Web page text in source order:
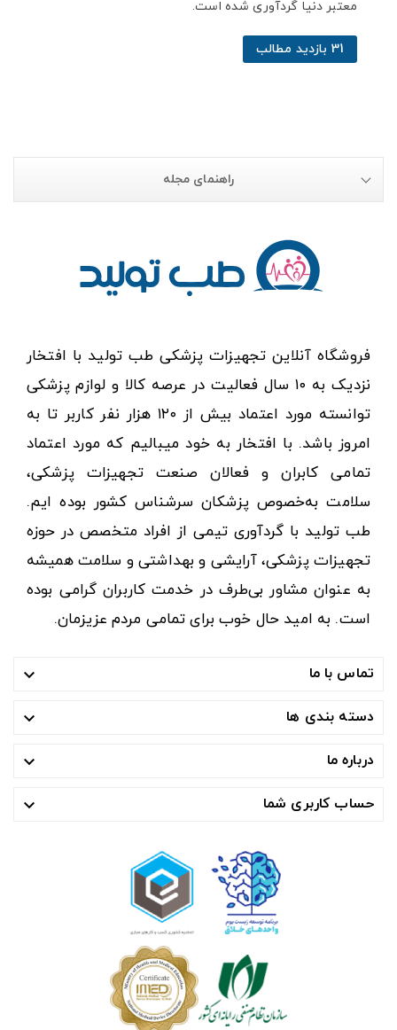
معتبر دنیا گردآوری شده است.
31 بازدید مطالب
راهنمای مجله
فروشگاه آنلاین تجهیزات پزشکی طب تولید با افتخار
نزدیک به ۱۰ سال فعالیت در عرصه کالا و لوازم پزشکی
توانسته مورد اعتماد بیش از ۱۲۰ هزار نفر کاربر تا به
امروز باشد. با افتخار به خود میبالیم که مورد اعتماد
تمامی کابران و فعالان صنعت تجهیزات پزشکی،
سلامت به‌خصوص پزشکان سرشناس کشور بوده ایم.
طب تولید با گردآوری تیمی از افراد متخصص در حوزه
تجهیزات پزشکی، آرایشی و بهداشتی و سلامت همیشه
به عنوان مشاور بی‌طرف در خدمت کاربران گرامی بوده
است. به امید حال خوب برای تمامی مردم عزیزمان.
تماس با ما 
دسته بندی ها 
درباره ما 
حساب کاربری شما 